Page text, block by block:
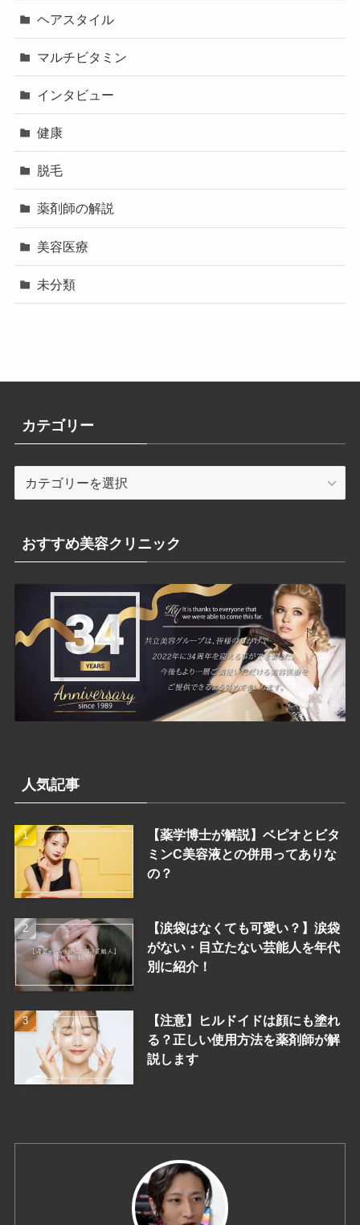
ヘアスタイル
マルチビタミン
インタビュー
健康
脱毛
薬剤師の解説
美容医療
未分類
カテゴリー
テ
リ
ー
おすすめ美容クリニック
人気記事
【薬学博士が解説】ベピオとビタ
ミンC美容液との併用ってありな
の？
【涙袋はなくても可愛い？】涙袋
がない・目立たない芸能人を年代
別に紹介！
【注意】ヒルドイドは顔にも塗れ
る？正しい使用方法を薬剤師が解
説します